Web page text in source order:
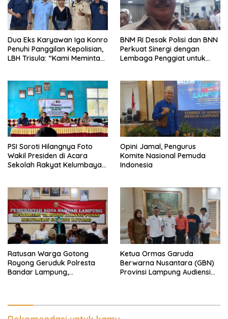
Dua Eks Karyawan Iga Konro
Penuhi Panggilan Kepolisian,
LBH Trisula: “Kami Meminta
BNM RI Desak Polisi dan BNN
Perkuat Sinergi dengan
Lembaga Penggiat untuk
PSI Soroti Hilangnya Foto
Wakil Presiden di Acara
Sekolah Rakyat Kelumbayan,
Opini Jamal, Pengurus
Komite Nasional Pemuda
Indonesia
Ratusan Warga Gotong
Royong Geruduk Polresta
Bandar Lampung,
Pengancaman dan Dugaan
Ketua Ormas Garuda
Berwarna Nusantara (GBN)
Provinsi Lampung Audiensi